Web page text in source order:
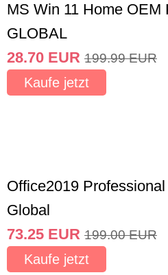
MS Win 11 Home OEM
GLOBAL
28.70 EUR 199.99 EUR
Kaufe jetzt
Office2019
Global
73.25 EUR 199.00 EUR
Kaufe jetzt